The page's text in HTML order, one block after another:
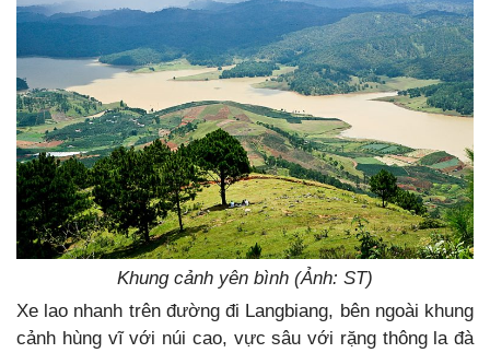
Khung cảnh yên bình (Ảnh: ST)
Xe lao nhanh trên đường đi Langbiang, bên ngoài khung
cảnh hùng vĩ với núi cao, vực sâu với rặng thông la đà